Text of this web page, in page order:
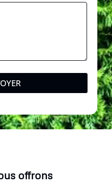
offrons